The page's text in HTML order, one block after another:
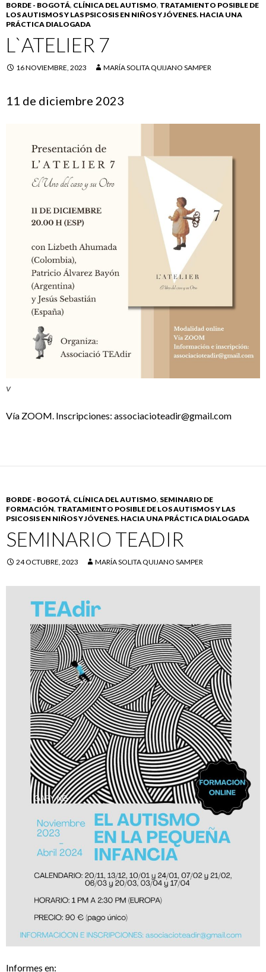
BORDE - BOGOTÁ, CLÍNICA DEL AUTISMO, TRATAMIENTO POSIBLE DE
LOS AUTISMOS Y LAS PSICOSIS EN NIÑOS Y JÓVENES. HACIA UNA
PRÁCTICA DIALOGADA
L`ATELIER 7
16 NOVIEMBRE, 2023 MARÍA SOLITA QUIJANO SAMPER
11 de diciembre 2023
V
Vía ZOOM. Inscripciones: associacioteadir@gmail.com
BORDE - BOGOTÁ, CLÍNICA DEL AUTISMO, SEMINARIO DE
FORMACIÓN, TRATAMIENTO POSIBLE DE LOS AUTISMOS Y LAS
PSICOSIS EN NIÑOS Y JÓVENES. HACIA UNA PRÁCTICA DIALOGADA
SEMINARIO TEADIR
24 OCTUBRE, 2023 MARÍA SOLITA QUIJANO SAMPER
Informes en: